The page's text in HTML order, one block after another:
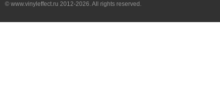
© www.vinyleffect.ru 2012-2026. All rights reserved.